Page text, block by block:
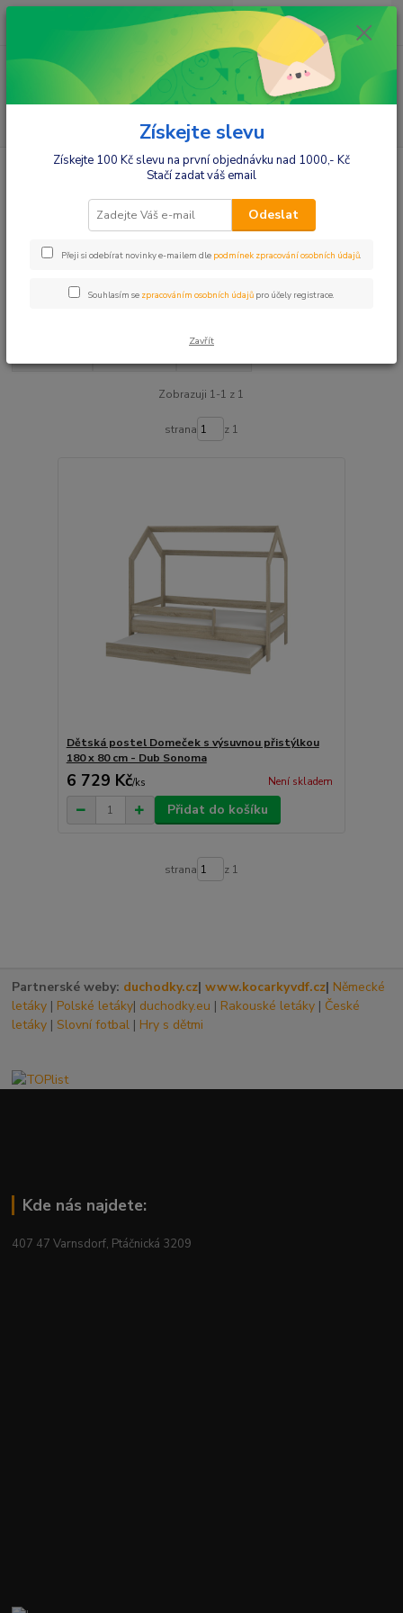
ks
za 0,00 Kč
Nábytek do pokojíčku Postele pro děti
Postele pro děti
Postele bez šuplíku
Upřesnit parametry
Zobrazuji 1-1 z 1
strana z 1
Dětská postel Domeček s výsuvnou přistýlkou
180 x 80 cm - Dub Sonoma
6 729 Kč/ks Není skladem
Přidat do košíku
strana z 1
Partnerské weby: duchodky.cz|www.kocarkyvdf.cz| Německé
letáky | Polské letáky| duchodky.eu | Rakouské letáky | České
letáky | Slovní fotbal | Hry s dětmi
Kde nás najdete:
407 47 Varnsdorf, Ptáčnická 3209
Získejte slevu
Získejte 100 Kč slevu na první objednávku nad 1000,- Kč
Stačí zadat váš email
Odeslat
Přeji si odebírat novinky e-mailem dle podmínek zpracování osobních údajů.
Souhlasím se zpracováním osobních údajů pro účely registrace.
Zavřít